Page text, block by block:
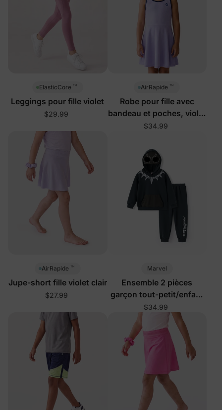
ElasticCore ™
Leggings pour fille violet
$29.99
AirRapide ™
Robe pour fille avec
bandeau et poches, violet
clair
$34.99
AirRapide ™
Jupe-short fille violet clair
$27.99
Marvel
Ensemble 2 pièces
garçon tout-petit/enfant
gris
$34.99